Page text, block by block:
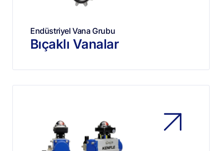
Endüstriyel Vana Grubu
Bıçaklı Vanalar